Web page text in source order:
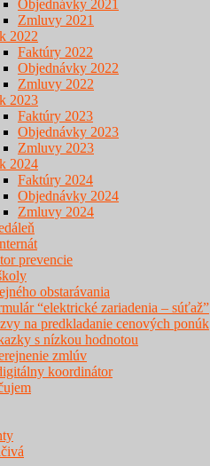
Objednávky 2021
Zmluvy 2021
2022
Faktúry 2022
Objednávky 2022
Zmluvy 2022
2023
Faktúry 2023
Objednávky 2023
Zmluvy 2023
2024
Faktúry 2024
Objednávky 2024
Zmluvy 2024
prevencie
obstarávania
“elektrické zariadenia – súťaž”
na predkladanie cenových ponúk
s nízkou hodnotou
zmlúv
koordinátor